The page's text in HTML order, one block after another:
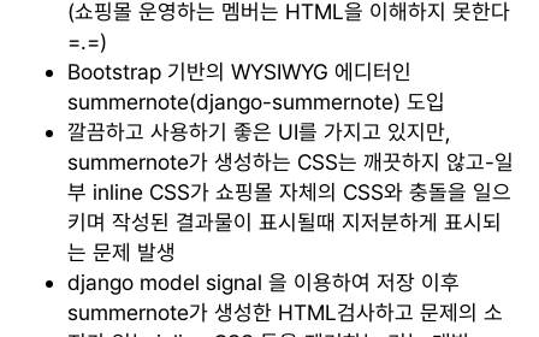
(쇼핑몰 운영하는 멤버는 HTML을 이해하지 못한다
=.=)
Bootstrap 기반의 WYSIWYG 에디터인
summernote(django-summernote) 도입
깔끔하고 사용하기 좋은 UI를 가지고 있지만,
summernote가 생성하는 CSS는 깨끗하지 않고-일
부 inline CSS가 쇼핑몰 자체의 CSS와 충돌을 일으
키며 작성된 결과물이 표시될때 지저분하게 표시되
는 문제 발생
django model signal 을 이용하여 저장 이후
summernote가 생성한 HTML검사하고 문제의 소